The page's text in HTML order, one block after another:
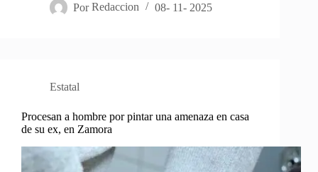
Por Redaccion 08- 11- 2025
Estatal
Procesan a hombre por pintar una amenaza en casa
de su ex, en Zamora